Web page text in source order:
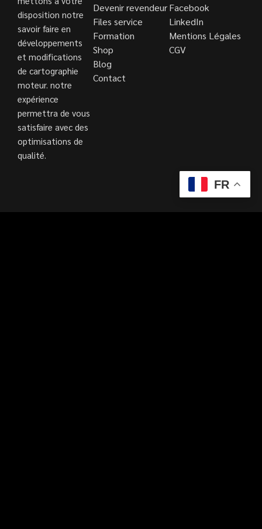
disposition notre
savoir faire en
développements
et modifications
de cartographie
moteur. notre
expérience
permettra de vous
satisfaire avec des
optimisations de
qualité.
Devenir revendeur
Files service
Formation
Shop
Blog
Contact
Facebook
LinkedIn
Mentions Légales
CGV
FR